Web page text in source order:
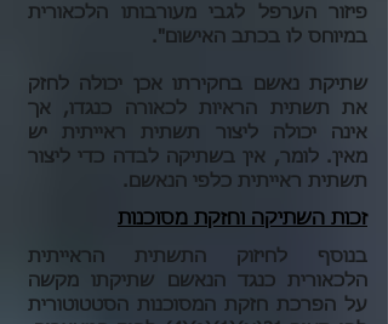
פיזור הערפל לגבי מעורבותו הלכאורית
במיוחס לו בכתב האישום".
שתיקת נאשם בחקירתו אכן יכולה לחזק
את תשתית הראיות לכאורה כנגדו, אך
אינה יכולה ליצור תשתית ראייתית יש
מאין. לומר, אין בשתיקה לבדה כדי ליצור
תשתית ראייתית כלפי הנאשם.
זכות השתיקה וחזקת מסוכנות
בנוסף לחיזוק התשתית הראייתית
הלכאורית כנגד הנאשם שתיקתו מקשה
על הפרכת חזקת המסוכנות הסטטוטורית